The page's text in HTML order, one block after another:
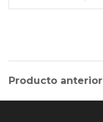
Producto anterior